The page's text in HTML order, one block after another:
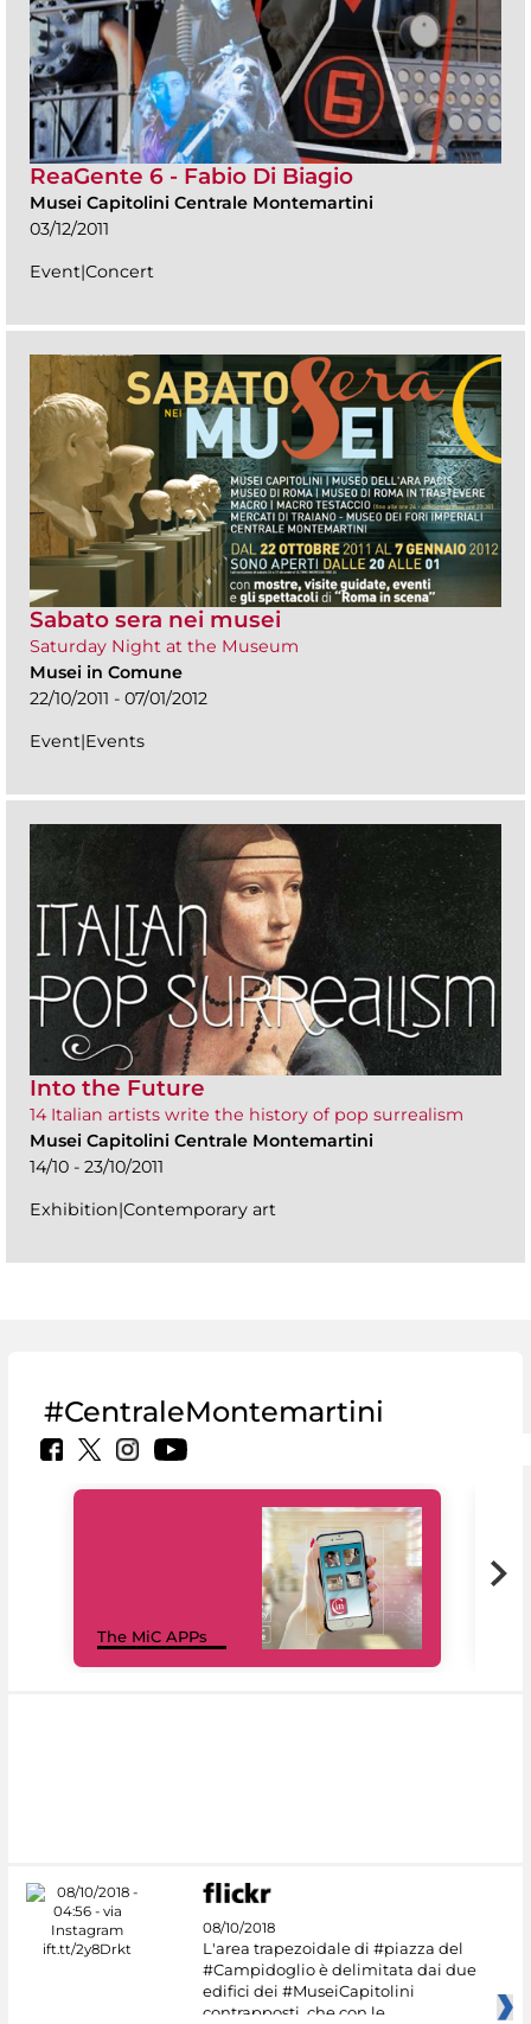
ReaGente 6 - Fabio Di Biagio
Musei Capitolini Centrale Montemartini
03/12/2011
Event|Concert
Sabato sera nei musei
Saturday Night at the Museum
Musei in Comune
22/10/2011 - 07/01/2012
Event|Events
Into the Future
14 Italian artists write the history of pop surrealism
Musei Capitolini Centrale Montemartini
14/10 - 23/10/2011
Exhibition|Contemporary art
#CentraleMontemartini
The MiC APPs
08/10/2018
L'area trapezoidale di #piazza del
#Campidoglio è delimitata dai due
edifici dei #MuseiCapitolini
contrapposti, che con le